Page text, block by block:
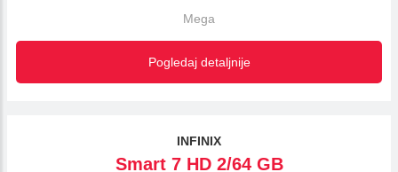
Mega
Pogledaj detaljnije
INFINIX
Smart 7 HD 2/64 GB